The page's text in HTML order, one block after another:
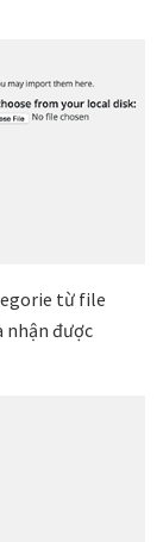
từ file
nhận được